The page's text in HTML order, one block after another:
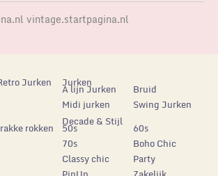
vintage.startpagina.nl
Jurken
Jurken
A lijn Jurken
Bruid
Midi jurken
Swing Jurken
rokken
Decade & Stijl
50s
60s
70s
Boho Chic
Classy chic
Party